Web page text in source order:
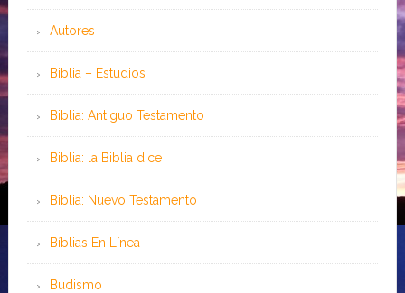
Autores
Biblia – Estudios
Biblia: Antiguo Testamento
Biblia: la Biblia dice
Biblia: Nuevo Testamento
Bíblias En Línea
Budismo